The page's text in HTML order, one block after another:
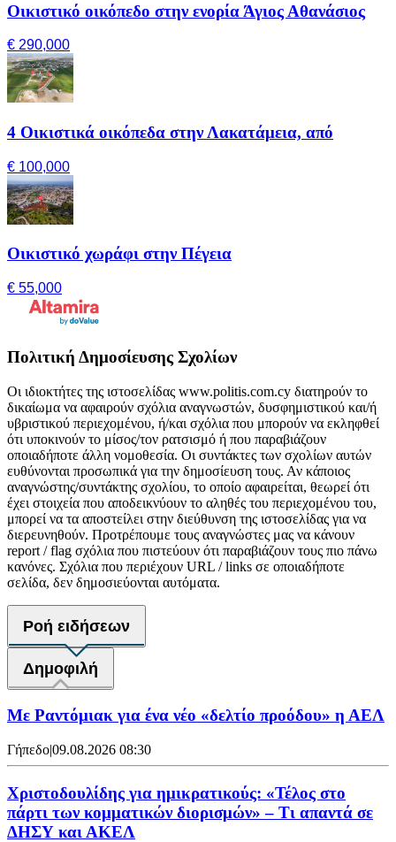
Οικιστικό οικόπεδο στην ενορία Άγιος Αθανάσιος
€ 290,000
4 Οικιστικά οικόπεδα στην Λακατάμεια, από
€ 100,000
Οικιστικό χωράφι στην Πέγεια
€ 55,000
Πολιτική Δημοσίευσης Σχολίων
Οι ιδιοκτήτες της ιστοσελίδας www.politis.com.cy διατηρούν το
δικαίωμα να αφαιρούν σχόλια αναγνωστών, δυσφημιστικού και/ή
υβριστικού περιεχομένου, ή/και σχόλια που μπορούν να εκληφθεί
ότι υποκινούν το μίσος/τον ρατσισμό ή που παραβιάζουν
οποιαδήποτε άλλη νομοθεσία. Οι συντάκτες των σχολίων αυτών
ευθύνονται προσωπικά για την δημοσίευση τους. Αν κάποιος
αναγνώστης/συντάκτης σχολίου, το οποίο αφαιρείται, θεωρεί ότι
έχει στοιχεία που αποδεικνύουν το αληθές του περιεχομένου του,
μπορεί να τα αποστείλει στην διεύθυνση της ιστοσελίδας για να
διερευνηθούν. Προτρέπουμε τους αναγνώστες μας να κάνουν
report / flag σχόλια που πιστεύουν ότι παραβιάζουν τους πιο πάνω
κανόνες. Σχόλια που περιέχουν URL / links σε οποιαδήποτε
σελίδα, δεν δημοσιεύονται αυτόματα.
Ροή ειδήσεων
Δημοφιλή
Με Ραντόμιακ για ένα νέο «δελτίο προόδου» η ΑΕΛ
Γήπεδο|09.08.2026 08:30
Χριστοδουλίδης για ημικρατικούς: «Τέλος στο
πάρτι των κομματικών διορισμών» – Τι απαντά σε
ΔΗΣΥ και ΑΚΕΛ